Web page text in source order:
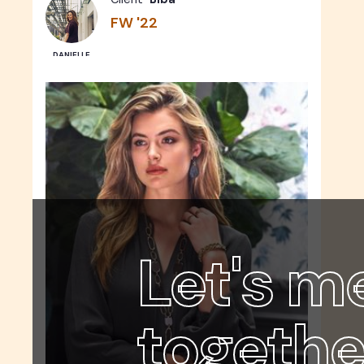
DANIELLE
FW '22
Let's